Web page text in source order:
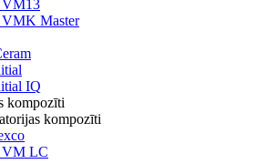
Master
IQ
kompozīti
kompozīti
LC